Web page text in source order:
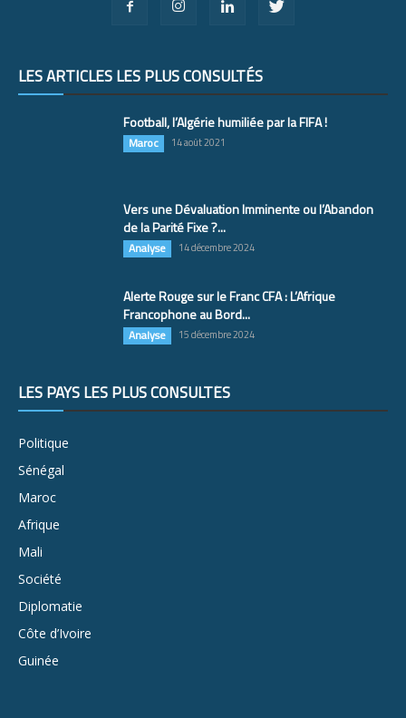
LES ARTICLES LES PLUS CONSULTÉS
Football, l’Algérie humiliée par la FIFA !
Maroc 14 août 2021
Vers une Dévaluation Imminente ou l’Abandon
de la Parité Fixe ?...
Analyse 14 décembre 2024
Alerte Rouge sur le Franc CFA : L’Afrique
Francophone au Bord...
Analyse 15 décembre 2024
LES PAYS LES PLUS CONSULTÉS
Politique
Sénégal
Maroc
Afrique
Mali
Société
Diplomatie
Côte d’Ivoire
Guinée